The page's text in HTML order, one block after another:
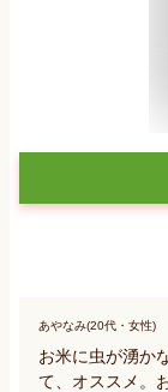
あやなみ(20代・女性)
お米に虫が湧か
て、オススメ。